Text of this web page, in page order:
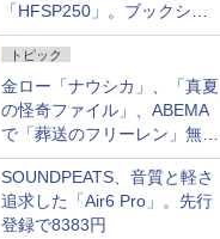
「HFSP250」。ブックシェ
ルフはペア3万円以下
トピック
金ロー「ナウシカ」、「真夏
の怪奇ファイル」、ABEMA
で「葬送のフリーレン」無料
配信など。夏の特番・配信情
報
SOUNDPEATS、音質と軽さ
追求した「Air6 Pro」。先行
登録で8383円